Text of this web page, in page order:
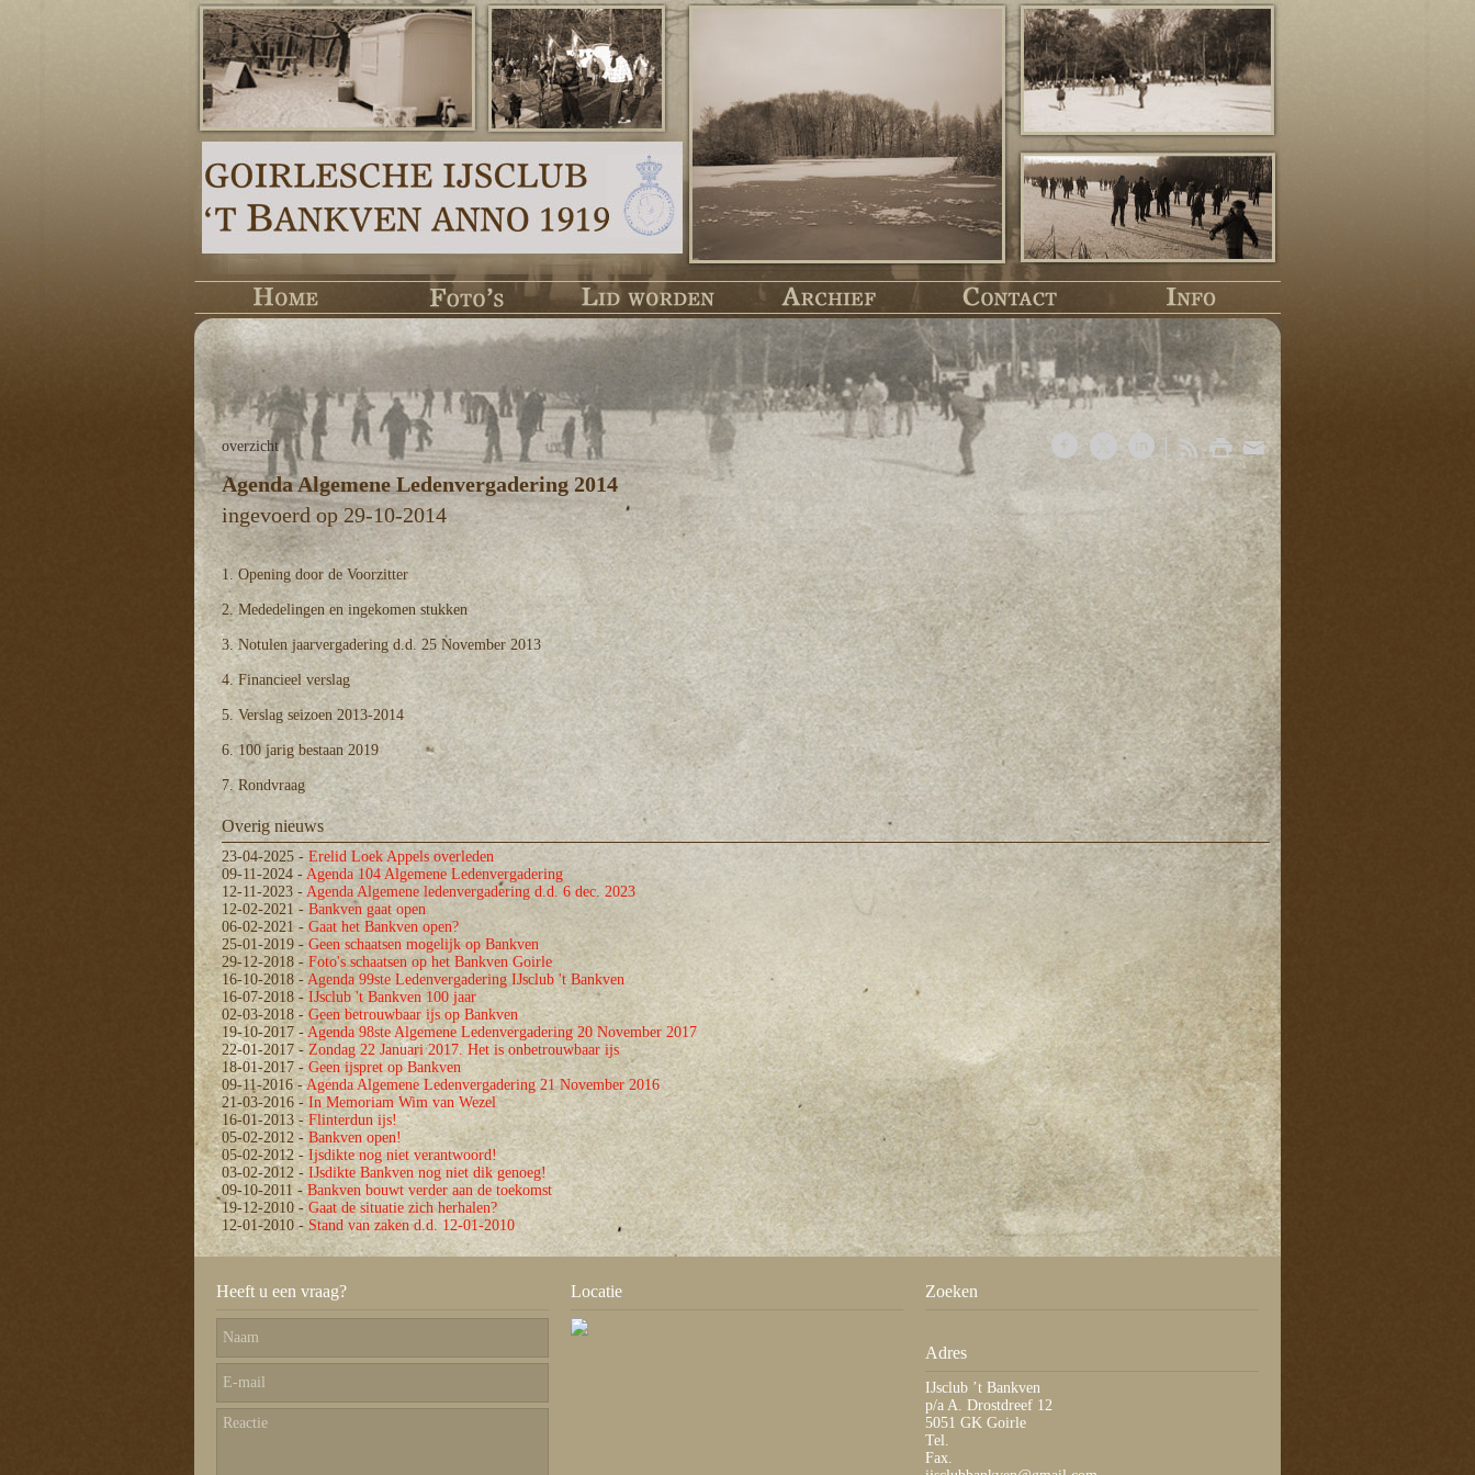
overzicht
Agenda Algemene Ledenvergadering 2014
ingevoerd op 29-10-2014
1. Opening door de Voorzitter
2. Mededelingen en ingekomen stukken
3. Notulen jaarvergadering d.d. 25 November 2013
4. Financieel verslag
5. Verslag seizoen 2013-2014
6. 100 jarig bestaan 2019
7. Rondvraag
Overig nieuws
23-04-2025 - Erelid Loek Appels overleden
09-11-2024 - Agenda 104 Algemene Ledenvergadering
12-11-2023 - Agenda Algemene ledenvergadering d.d. 6 dec. 2023
12-02-2021- Bankven gaat open
06-02-2021 -Gaat het Bankven open?
25-01-2019 - Geen schaatsen mogelijk op Bankven
29-12-2018 - Foto's schaatsen op het Bankven Goirle
16-10-2018 -Agenda 99ste Ledenvergadering IJsclub 't Bankven
16-07-2018 - IJsclub 't Bankven 100 jaar
02-03-2018 - Geen betrouwbaar ijs op Bankven
19-10-2017 -Agenda 98ste Algemene Ledenvergadering 20 November 2017
22-01-2017 -Zondag 22 Januari 2017. Het is onbetrouwbaar ijs
18-01-2017 -Geen ijspret op Bankven
09-11-2016-Agenda Algemene Ledenvergadering 21 November 2016
21-03-2016 -In Memoriam Wim van Wezel
16-01-2013 - Flinterdun ijs!
05-02-2012 -Bankven open!
05-02-2012 - Ijsdikte nog niet verantwoord!
03-02-2012 -IJsdikte Bankven nog niet dik genoeg!
09-10-2011- Bankven bouwt verder aan de toekomst
19-12-2010-Gaat de situatie zich herhalen?
12-01-2010 -Stand van zaken d.d. 12-01-2010
Heeft u een vraag? Locatie Zoeken
Adres
IJsclub ’t Bankven
p/a A. Drostdreef 12
5051 GK Goirle
Tel.
Fax.